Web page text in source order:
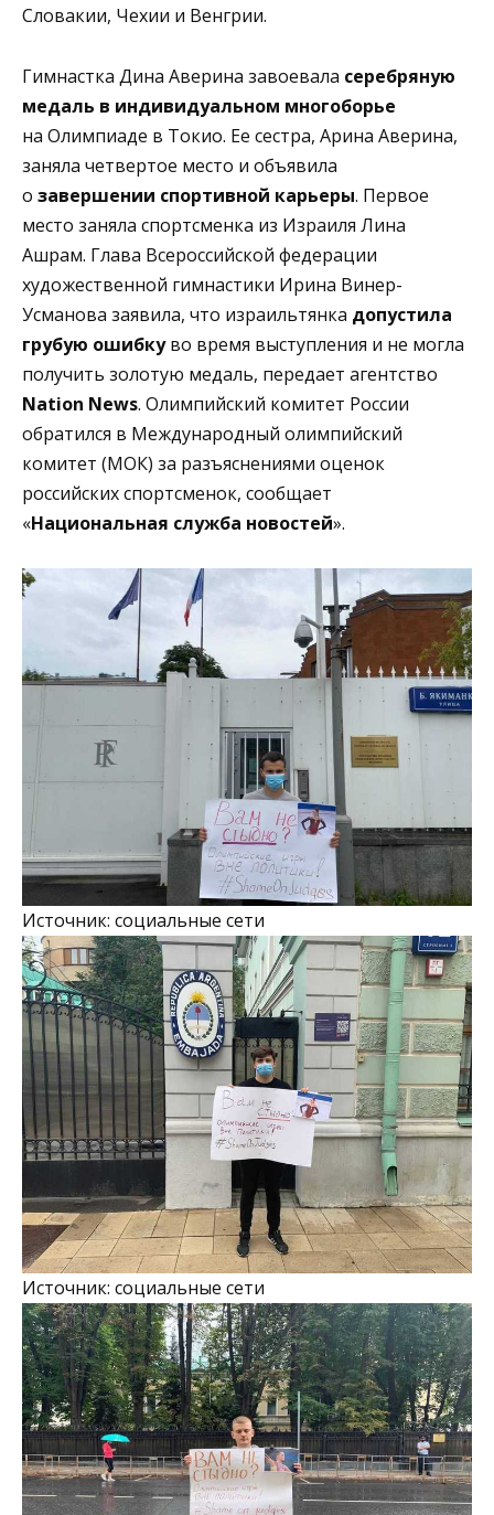
Словакии, Чехии и Венгрии.
Гимнастка Дина Аверина завоевала серебряную
медаль в индивидуальном многоборье
на Олимпиаде в Токио. Ее сестра, Арина Аверина,
заняла четвертое место и объявила
о завершении спортивной карьеры. Первое
место заняла спортсменка из Израиля Лина
Ашрам. Глава Всероссийской федерации
художественной гимнастики Ирина Винер-
Усманова заявила, что израильтянка допустила
грубую ошибкуво время выступления и не могла
получить золотую медаль, передает агентство
Nation News. Олимпийский комитет России
обратился в Международный олимпийский
комитет (МОК) за разъяснениями оценок
российских спортсменок, сообщает
«Национальная служба новостей».
Источник: социальные сети
Источник: социальные сети